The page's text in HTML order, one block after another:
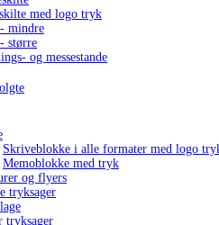
med logo tryk
mindre
større
og messestande
Skriveblokke i alle formater med logo
Memoblokke med tryk
og flyers
tryksager
tryksager